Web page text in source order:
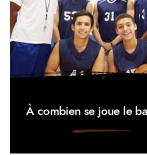
À combien se joue le